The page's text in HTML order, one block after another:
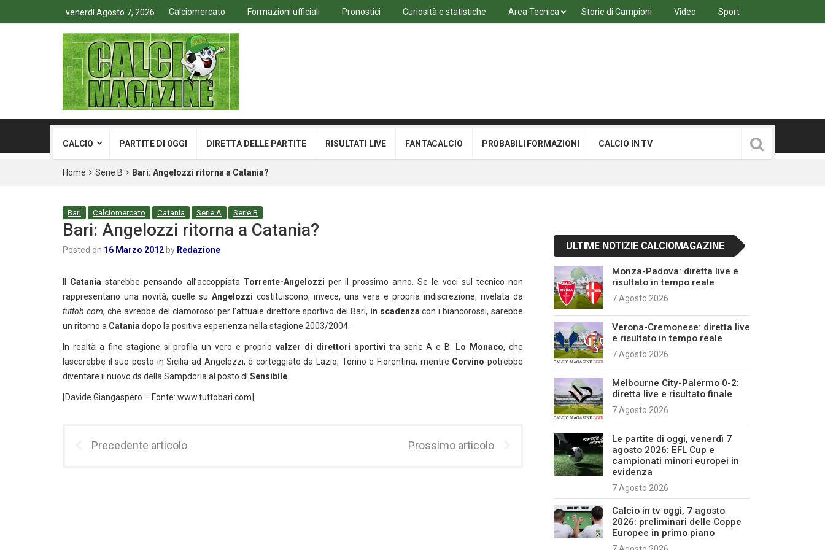
venerdì Agosto 7, 2026 Calciomercato Formazioni ufficiali Pronostici Curiosità e statistiche Area Tecnica Storie di Campioni Video Sport
CALCIO PARTITE DI OGGI DIRETTA DELLE PARTITE RISULTATI LIVE FANTACALCIO PROBABILI FORMAZIONI CALCIO IN TV
Home Serie B Bari: Angelozzi ritorna a Catania?
Bari Calciomercato Catania Serie A Serie B
Bari: Angelozzi ritorna a Catania?
Posted on 16 Marzo 2012 by Redazione
Catania starebbe pensando all’accoppiata Torrente-Angelozzi per il prossimo anno. Se le voci sul tecnico non
rappresentano una novità, quelle su Angelozzi costituiscono, invece, una vera e propria indiscrezione, rivelata da
tuttob.com, che avrebbe del clamoroso: per l’attuale direttore sportivo del Bari, in scadenza con i biancorossi, sarebbe
un ritorno a Catania dopo la positiva esperienza nella stagione 2003/2004.
In realtà a fine stagione si profila un vero e proprio valzer di direttori sportivi tra serie A e B: Lo Monaco, che
lascerebbe il suo posto in Sicilia ad Angelozzi, è corteggiato da Lazio, Torino e Fiorentina, mentre Corvino potrebbe
diventare il nuovo ds della Sampdoria al posto di Sensibile
[Davide Giangaspero – Fonte: www.tuttobari.com]
Precedente articolo Prossimo articolo
ULTIME NOTIZIE CALCIOMAGAZINE
Monza-Padova: diretta live e
risultato in tempo reale
7 Agosto 2026
Verona-Cremonese: diretta live
e risultato in tempo reale
7 Agosto 2026
Melbourne City-Palermo 0-2:
diretta live e risultato finale
7 Agosto 2026
Le partite di oggi, venerdì 7
agosto 2026: EFL Cup e
campionati minori europei in
evidenza
7 Agosto 2026
Calcio in tv oggi, 7 agosto
2026: preliminari delle Coppe
Europee in primo piano